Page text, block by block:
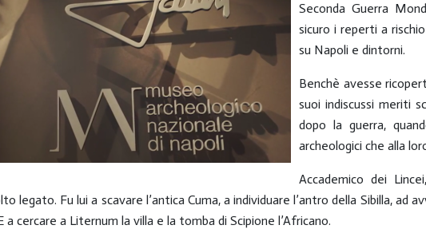
Seconda Guerra
sicuro i reperti a
su Napoli e dintorni.
Benchè avesse
suoi indiscussi meriti
dopo la guerra,
archeologici che alla
Accademico dei
legato. Fu lui a scavare l’antica Cuma, a individuare l’antro della Sibilla, ad
cercare a Liternum la villa e la tomba di Scipione l’Africano.